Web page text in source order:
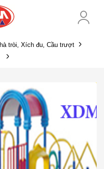
tròi, Xích đu, Cầu trượt